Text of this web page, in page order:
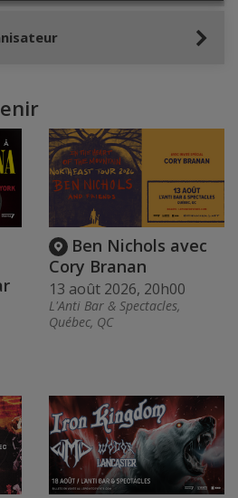
Ben Nichols avec
Cory Branan
13 août 2026, 20h00
L'Anti Bar & Spectacles,
Québec, QC